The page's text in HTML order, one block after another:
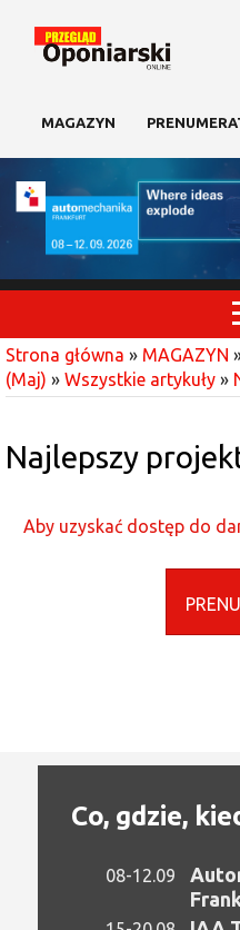
MAGAZYN
Strona główna » MAGAZYN
(Maj) » Wszystkie artykuły »
Najlepszy
Aby uzyskać dostęp do
Co, gdzie,
08-12.09